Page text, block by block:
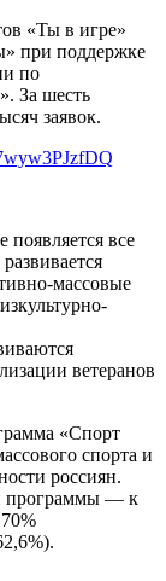
«Ты в игре»
при поддержке
по
За шесть
заявок.
появляется все
массовые
ветеранов
«Спорт
спорта и
россиян.
программы — к